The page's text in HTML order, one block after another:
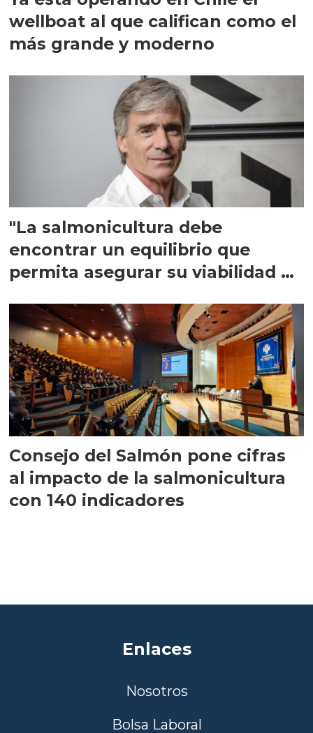
wellboat al que califican como el
más grande y moderno
"La salmonicultura debe
encontrar un equilibrio que
permita asegurar su viabilidad de
Consejo del Salmón pone cifras
al impacto de la salmonicultura
con 140 indicadores
Enlaces
Nosotros
Bolsa Laboral